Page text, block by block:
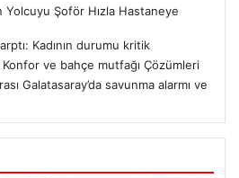
Yolcuyu Şoför Hızla Hastaneye
Kadının durumu kritik
ve bahçe mutfağı Çözümleri
Galatasaray’da savunma alarmı ve